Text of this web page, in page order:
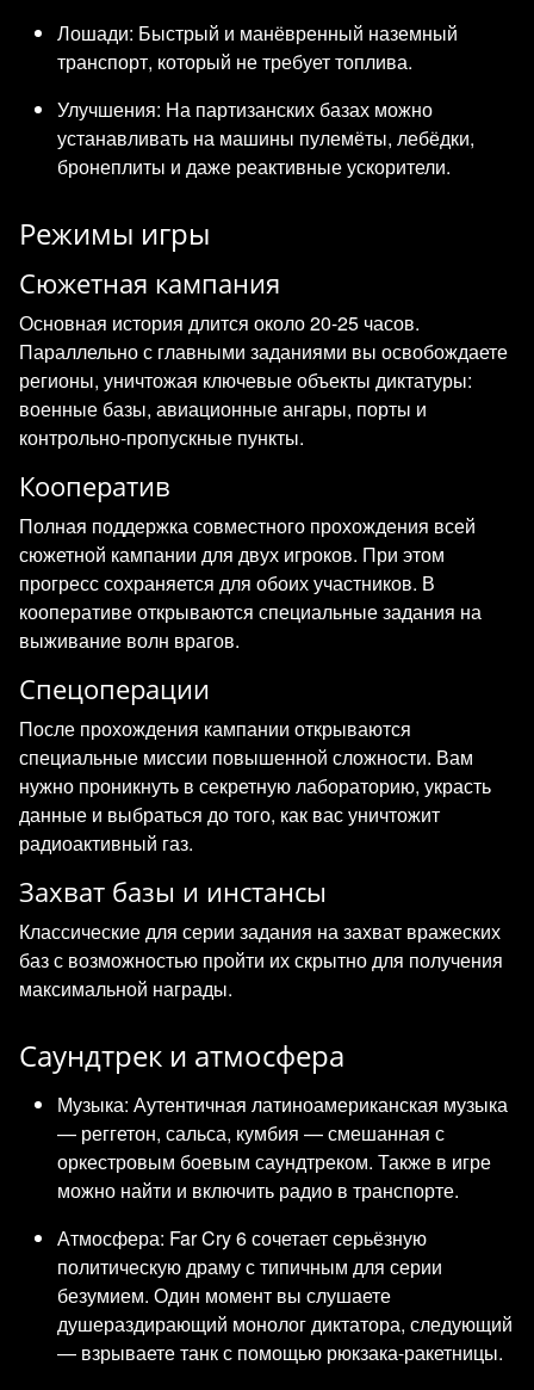
Лошади: Быстрый и манёвренный наземный
транспорт, который не требует топлива.
Улучшения: На партизанских базах можно
устанавливать на машины пулемёты, лебёдки,
бронеплиты и даже реактивные ускорители.
Режимы игры
Сюжетная кампания
Основная история длится около 20-25 часов.
Параллельно с главными заданиями вы освобождаете
регионы, уничтожая ключевые объекты диктатуры:
военные базы, авиационные ангары, порты и
контрольно-пропускные пункты.
Кооператив
Полная поддержка совместного прохождения всей
сюжетной кампании для двух игроков. При этом
прогресс сохраняется для обоих участников. В
кооперативе открываются специальные задания на
выживание волн врагов.
Спецоперации
После прохождения кампании открываются
специальные миссии повышенной сложности. Вам
нужно проникнуть в секретную лабораторию, украсть
данные и выбраться до того, как вас уничтожит
радиоактивный газ.
Захват базы и инстансы
Классические для серии задания на захват вражеских
баз с возможностью пройти их скрытно для получения
максимальной награды.
Саундтрек и атмосфера
Музыка: Аутентичная латиноамериканская музыка
— реггетон, сальса, кумбия — смешанная с
оркестровым боевым саундтреком. Также в игре
можно найти и включить радио в транспорте.
Атмосфера: Far Cry 6 сочетает серьёзную
политическую драму с типичным для серии
безумием. Один момент вы слушаете
душераздирающий монолог диктатора, следующий
— взрываете танк с помощью рюкзака-ракетницы.